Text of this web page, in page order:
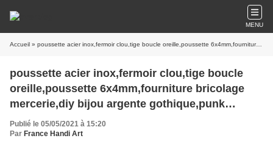
MENU
Accueil » poussette acier inox,fermoir clou,tige boucle oreille,poussette 6x4mm,fourniture bricolage mercerie,diy bijou argente gothique,punk boheme hippie,victorien edouardien,kawaii,pour atelier du fait main
poussette acier inox,fermoir clou,tige boucle
oreille,poussette 6x4mm,fourniture bricolage
mercerie,diy bijou argente gothique,punk
boheme hippie,victorien edouardien,kawaii,pour
atelier du fait main
Publié le 05/05/2021 à 15:20
Par France Handi Art